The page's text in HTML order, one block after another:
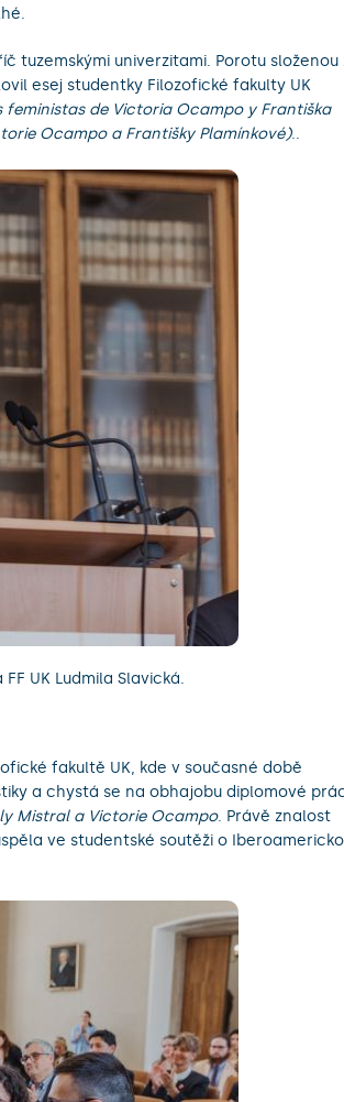
tuzemskými univerzitami. Porotu složenou
esej studentky Filozofické fakulty UK
de Victoria Ocampo y Františka
Ocampo a Františky Plamínkové)..
UK Ludmila Slavická.
fakultě UK, kde v současné době
a chystá se na obhajobu diplomové
Mistral a Victorie Ocampo. Právě znalost
ve studentské soutěži o